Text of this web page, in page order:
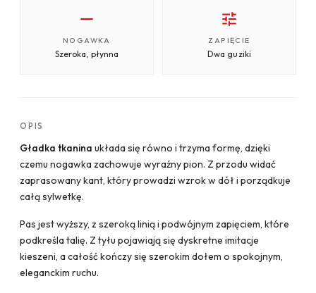
NOGAWKA
Szeroka, płynna
ZAPIĘCIE
Dwa guziki
OPIS
Gładka tkanina układa się równo i trzyma formę, dzięki
czemu nogawka zachowuje wyraźny pion. Z przodu widać
zaprasowany kant, który prowadzi wzrok w dół i porządkuje
całą sylwetkę.
Pas jest wyższy, z szeroką linią i podwójnym zapięciem, które
podkreśla talię. Z tyłu pojawiają się dyskretne imitacje
kieszeni, a całość kończy się szerokim dołem o spokojnym,
eleganckim ruchu.